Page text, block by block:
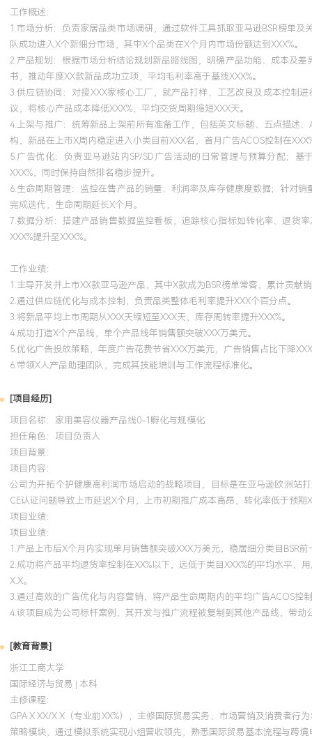
2024-09
系统化掌握亚马逊SP、SD、SB广告产品高级功能与优化策略。将认
容仪器等新品推广，通过科学架构广告活动、精准关键词策略与持
个月内将新品主要关键词推至自然搜索首页，并将成熟产品线的广告
XXX个百分点，推广效率显著提升。
工作概述：
1.市场分析：负责家居品类市场调研，通过软件工具抓取亚马逊BSR榜单
队成功进入X个新细分市场，其中X个品类在X个月内市场份额达到XXX%。
2.产品规划：根据市场分析结论规划新品路线图，明确产品功能、成本及
书，推动年度XX款新品成功立项，平均毛利率高于基线XXX%。
3.供应链协同：对接XXX家核心工厂，就产品打样、工艺改良及成本控制
议，将核心产品成本降低XXX%，平均交货周期缩短XXX天。
4.上架与推广：统筹新品上架前所有准备工作，包括英文标题、五点描述
构，新品在上市X周内稳定进入小类目前XXX名，首月广告ACOS控制在
5.广告优化：负责亚马逊站内SP/SD广告活动的日常管理与预算分配；
XXX%，同时保持自然排名稳步提升。
6.生命周期管理：监控在售产品的销量、利润率及库存健康度数据；针对
完成迭代，生命周期延长X个月。
7.数据分析：搭建产品销售数据监控看板，追踪核心指标如转化率、退货
XXX%提升至XXX%。
工作业绩：
1.主导开发并上市XX款亚马逊产品，其中X款成为BSR榜单常客，累计贡献
2.通过供应链优化与成本控制，负责品类整体毛利率提升XXX个百分点。
3.将新品平均上市周期从XXX天缩短至XXX天，库存周转率提升XXX%。
4.成功打造X个产品线，单个产品线年销售额突破XXX万美元。
5.优化广告投放策略，年度广告花费节省XXX万美元，广告销售占比下降
6.带领X人产品助理团队，完成其技能培训与工作流程标准化。
[项目经历]
项目名称：家用美容仪器产品线0-1孵化与规模化
担任角色： 项目负责人
项目背景：
项目内容：
公司为开拓个护健康高利润市场启动的战略项目，目标是在亚马逊欧洲站
CE认证问题导致上市延迟X个月，上市初期推广成本高昂，转化率低于预期
项目业绩：
项目业绩：
1.产品上市后X个月内实现单月销售额突破XXX万美元，稳居细分类目BSR前
2.成功将产品平均退货率控制在XX%以下，远低于类目XXX%的平均水平，
X.X。
3.通过高效的广告优化与内容营销，将产品生命周期内的平均广告ACOS控
4.该项目成为公司标杆案例，其开发与推广流程被复制到其他产品线，带动
[教育背景]
浙江工商大学
国际经济与贸易 | 本科
主修课程：
GPA X.XX/X.X（专业前XX%），主修国际贸易实务、市场营销及消费者
策略模块，通过模拟系统实现小组营收领先，熟悉国际贸易基本流程与跨境